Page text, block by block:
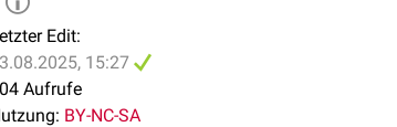
Edit:
15:27
Aufrufe
BY-NC-SA